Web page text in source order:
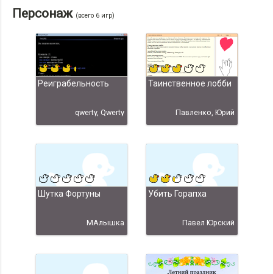
Персонаж (всего 6 игр)
Реиграбельность
qwerty, Qwerty
Таинственное лобби
Павленко, Юрий
Шутка Фортуны
МАлышка
Убить Горапха
Павел Юрский